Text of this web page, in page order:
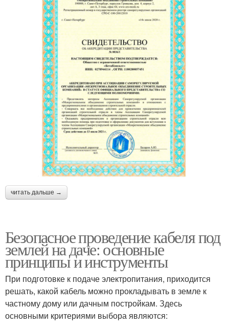
читать дальше →
Безопасное проведение кабеля под
землей на даче: основные
принципы и инструменты
При подготовке к подаче электропитания, приходится
решать, какой кабель можно прокладывать в земле к
частному дому или дачным постройкам. Здесь
основными критериями выбора являются: